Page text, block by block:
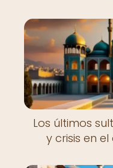
Los últimos
y crisis en